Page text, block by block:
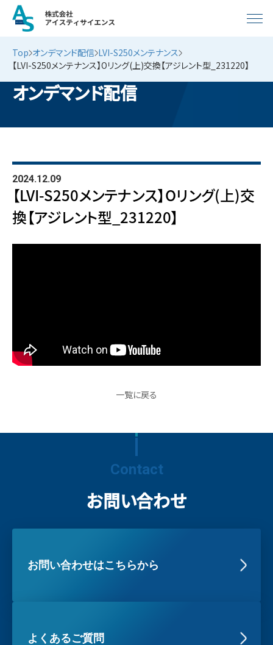
Top オンデマンド配信 LVI-S250メンテナンス
【LVI-S250メンテナンス】Oリング(上)交換【アジレント型_231220】
オンデマンド配信
2024.12.09
【LVI-S250メンテナンス】Oリング(上)交
換【アジレント型_231220】
一覧に戻る
Contact
お問い合わせ
お問い合わせはこちらから
よくあるご質問